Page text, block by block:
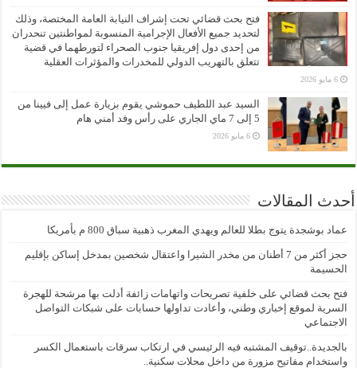
فتح بحث قضائي تحت إشراف النيابة العامة المختصة، وذلك
لتحديد جميع الأفعال الإجرامية المنسوبة لمواطنتين تنحدران
من إحدى دول إفريقيا جنوب الصحراء لتورطهما في قضية
تتعلق بالتهريب الدولي للمخدرات والمؤثرات العقلية
6 مايو 2026
السيد عبد اللطيف حموشي يقوم بزيارة عمل إلى فيينا من
5 إلى 7 ماي الجاري على رأس وفد أمني هام
6 مايو 2026
أحدث المقالات
عماد بوشجدة يتوج بطلا للعالم ويهدي المغرب ذهبية سباق 800 م بأمريكا
حجز أكثر من 7 أطنان من مخدر الشيرا واعتقال شخصين بمدخل إساكن بإقليم
الحسيمة
فتح بحث قضائي على خلفية تصريحات واتهامات زائفة أدلت بها مرشحة للهجرة
السرية لموقع إخباري وطني، وأعادت تداولها حسابات على شبكات التواصل
الاجتماعي
بالجديدة..توقيف المشتبه فيه الرئيسي في ارتكاب سرقات باستعمال الكسر
واستخدام مفاتيح مزورة من داخل محلات سكنية..